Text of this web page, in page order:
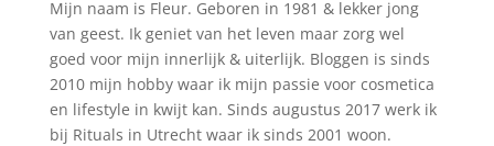
Mijn naam is Fleur. Geboren in 1981 & lekker jong
van geest. Ik geniet van het leven maar zorg wel
goed voor mijn innerlijk & uiterlijk. Bloggen is sinds
2010 mijn hobby waar ik mijn passie voor cosmetica
en lifestyle in kwijt kan. Sinds augustus 2017 werk ik
bij Rituals in Utrecht waar ik sinds 2001 woon.